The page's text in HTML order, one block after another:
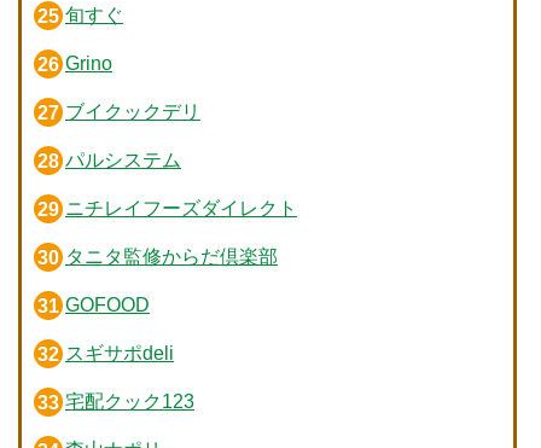
旬すぐ
Grino
ブイクックデリ
パルシステム
ニチレイフーズダイレクト
タニタ監修からだ倶楽部
GOFOOD
スギサポdeli
宅配クック123